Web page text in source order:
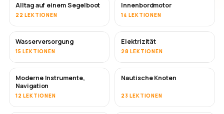
Alltag auf einem Segelboot
22 LEKTIONEN
Innenbordmotor
14 LEKTIONEN
Wasserversorgung
15 LEKTIONEN
Elektrizität
28 LEKTIONEN
Moderne Instrumente,
Navigation
12 LEKTIONEN
Nautische Knoten
23 LEKTIONEN